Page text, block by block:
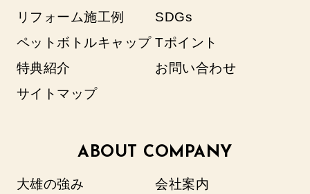
リフォーム施工例
SDGs
ペットボトルキャップ Tポイント
特典紹介
お問い合わせ
サイトマップ
ABOUT COMPANY
大雄の強み
会社案内